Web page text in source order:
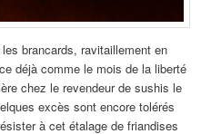
brancards, ravitaillement en
déjà comme le mois de la liberté
chez le revendeur de sushis le
excès sont encore tolérés
à cet étalage de friandises